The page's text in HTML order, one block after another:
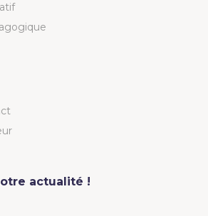
actualité !